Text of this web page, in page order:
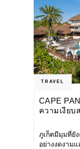
TRAVEL
CAPE
ความเงีย
ภูเก็ตมีมุมที่ยั
อย่างงดงาม